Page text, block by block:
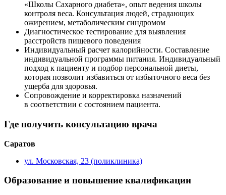
«Школы Cахарного диабета», опыт ведения школы
контроля веса. Консультация людей, страдающих
ожирением, метаболическим синдромом
Диагностическое тестирование для выявления
расстройств пищевого поведения
Индивидуальный расчет калорийности. Составление
индивидуальной программы питания. Индивидуальный
подход к пациенту и подбор персональной диеты,
которая позволит избавиться от избыточного веса без
ущерба для здоровья.
Сопровождение и корректировка назначений
в соответствии с состоянием пациента.
Где получить консультацию врача
Саратов
ул. Московская, 23 (поликлиника)
Образование и повышение квалификации